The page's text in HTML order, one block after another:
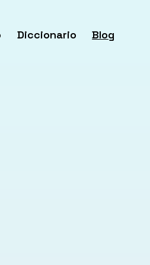
Diccionario Blog